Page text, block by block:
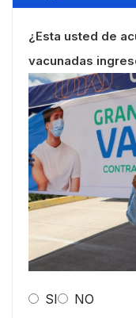
¿Esta usted de
vacunadas
SI NO